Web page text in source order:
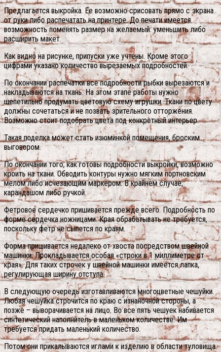
Предлагается выкройка. Ее возможно срисовать прямо с экрана
от руки либо распечатать на принтере.До печати имеется
возможность поменять размер на желаемый: уменьшить либо
расширить макет.
Как видно на рисунке, припуски уже учтены. Кроме этого
цифрами указано количество вырезаемых подробностей.
По окончании распечатки все подробности рыбки вырезаются и
накладываются на ткань. На этом этапе работы нужно
шепетильно продумать цветовую схему игрушки. Ткани по цвету
должны сочетаться и не позвать зрительного отторжения.
Возможно стоит подобрать цвета под конкретный интерьер.
Такая поделка может стать изюминкой помещения, броским
выговором.
По окончании того, как готовы подробности выкройки, возможно
кроить на ткани. Обводить контуры нужно мягким портновским
мелом либо исчезающим маркером. В крайнем случае,
карандашом либо ручкой.
Фетровое сердечко пришивается прежде всего. Подробность по
форме сердечка ножницами. Края обрабатывать не требуется,
поскольку фетр не сыпется по краям.
Форма пришивается недалеко от хвоста посредством швейной
машинки. Прокладывается особая «строки в 1 миллиметре от
края». Для таких строчек у швейной машинки имеется лапка,
регулирующая ширину отступа.
В следующую очередь изготавливаются многоцветные чешуйки.
Любая чешуйка строчится по краю с изнаночной стороны, а
позже – выворачивается на лицо. Во все пять чешуек набивается
синтетический наполнитель в маленьком количестве. Им
требуется придать маленький количество.
Потом они прикалываются иглами к изделию в области туловища.